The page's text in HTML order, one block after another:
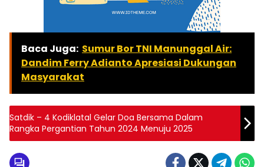
Baca Juga: Sumur Bor TNI Manunggal Air:
Dandim Ferry Adianto Apresiasi Dukungan
Masyarakat
Satdik – 4 Kodiklatal Gelar Doa Bersama Dalam
Rangka Pergantian Tahun 2024 Menuju 2025